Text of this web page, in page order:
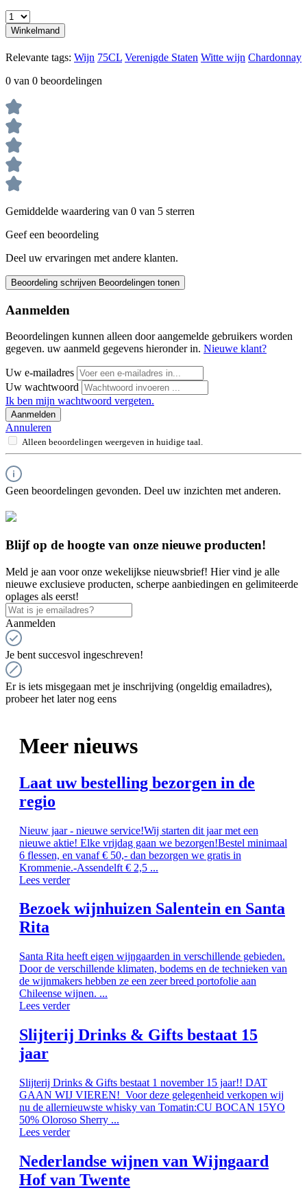
Winkelmand
Relevante tags: Wijn 75CL Verenigde Staten Witte wijn Chardonnay
0 van 0 beoordelingen
Gemiddelde waardering van 0 van 5 sterren
Geef een beoordeling
Deel uw ervaringen met andere klanten.
Beoordeling schrijven Beoordelingen tonen
Aanmelden
Beoordelingen kunnen alleen door aangemelde gebruikers worden
gegeven. uw aanmeld gegevens hieronder in. Nieuwe klant?
Uw e-mailadres
Uw wachtwoord
Ik ben mijn wachtwoord vergeten.
Aanmelden
Annuleren
Alleen beoordelingen weergeven in huidige taal.
Geen beoordelingen gevonden. Deel uw inzichten met anderen.
Blijf op de hoogte van onze nieuwe producten!
Meld je aan voor onze wekelijkse nieuwsbrief! Hier vind je alle
nieuwe exclusieve producten, scherpe aanbiedingen en gelimiteerde
oplages als eerst!
Aanmelden
Je bent succesvol ingeschreven!
Er is iets misgegaan met je inschrijving (ongeldig emailadres),
probeer het later nog eens
Meer nieuws
Laat uw bestelling bezorgen in de
regio
Nieuw jaar - nieuwe service!Wij starten dit jaar met een
nieuwe aktie! Elke vrijdag gaan we bezorgen!Bestel minimaal
6 flessen, en vanaf € 50,- dan bezorgen we gratis in
Krommenie.-Assendelft € 2,5 ...
Lees verder
Bezoek wijnhuizen Salentein en Santa
Rita
Santa Rita heeft eigen wijngaarden in verschillende gebieden.
Door de verschillende klimaten, bodems en de technieken van
de wijnmakers hebben ze een zeer breed portofolie aan
Chileense wijnen. ...
Lees verder
Slijterij Drinks & Gifts bestaat 15
jaar
Slijterij Drinks & Gifts bestaat 1 november 15 jaar!! DAT
GAAN WIJ VIEREN! Voor deze gelegenheid verkopen wij
nu de allernieuwste whisky van Tomatin:CU BOCAN 15YO
50% Oloroso Sherry ...
Lees verder
Nederlandse wijnen van Wijngaard
Hof van Twente